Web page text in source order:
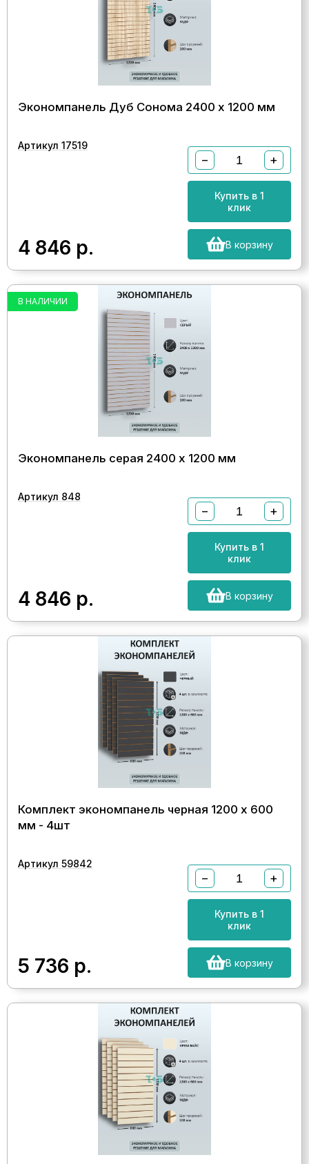
Экономпанель Дуб Сонома 2400 х 1200 мм
Артикул 17519
4 846 р.
− +
Купить в 1
клик
В корзину
В НАЛИЧИИ
Экономпанель серая 2400 х 1200 мм
Артикул 848
4 846 р.
− +
Купить в 1
клик
В корзину
Комплект экономпанель черная 1200 х 600
мм - 4шт
Артикул 59842
5 736 р.
− +
Купить в 1
клик
В корзину